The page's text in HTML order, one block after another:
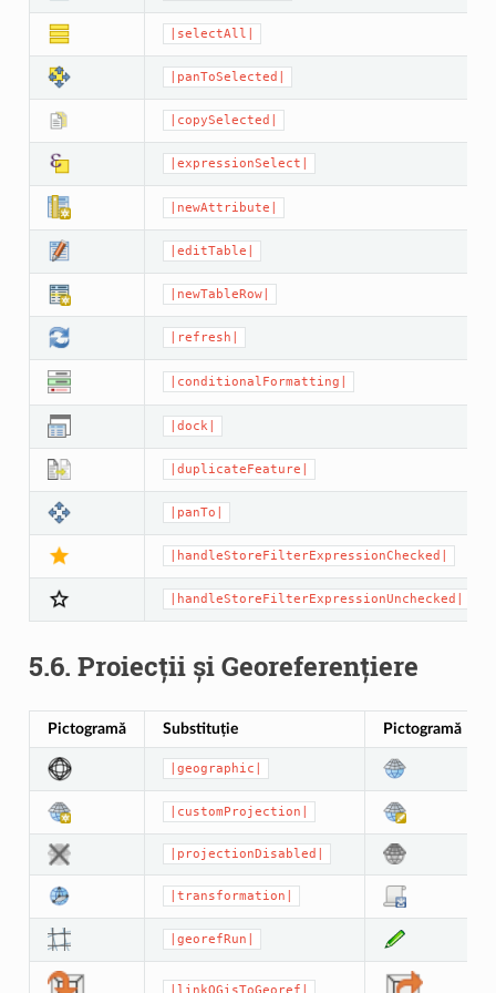
|selectAll|
|panToSelected|
|copySelected|
|expressionSelect|
|newAttribute|
|editTable|
|newTableRow|
|refresh|
|conditionalFormatting|
|dock|
|duplicateFeature|
|panTo|
|handleStoreFilterExpressionChecked|
|handleStoreFilterExpressionUnchecked|
5.6. Proiecții și Georeferențiere
Pictogramă Substituție Pictogramă
|geographic|
|customProjection|
|projectionDisabled|
|transformation|
|georefRun|
|linkQGisToGeoref|